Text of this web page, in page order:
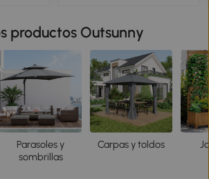
productos Outsunny
Parasoles y
sombrillas
Carpas y toldos